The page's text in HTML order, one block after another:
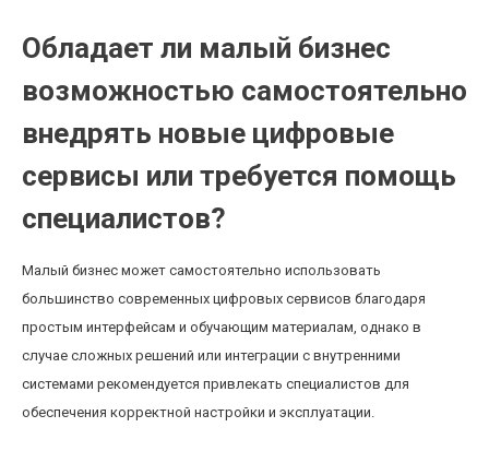
Обладает ли малый бизнес
возможностью самостоятельно
внедрять новые цифровые
сервисы или требуется помощь
специалистов?
Малый бизнес может самостоятельно использовать
большинство современных цифровых сервисов благодаря
простым интерфейсам и обучающим материалам, однако в
случае сложных решений или интеграции с внутренними
системами рекомендуется привлекать специалистов для
обеспечения корректной настройки и эксплуатации.